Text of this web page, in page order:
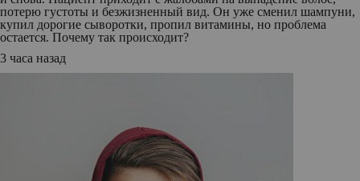
потерю густоты и безжизненный вид. Он уже сменил шампуни,
купил дорогие сыворотки, пропил витамины, но проблема
остается. Почему так происходит?
3 часа назад